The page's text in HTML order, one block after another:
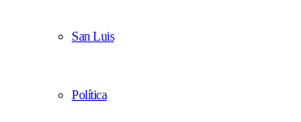
San Luis
Política